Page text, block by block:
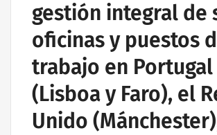
gestión integral de
oficinas y puestos
trabajo en Portugal
(Lisboa y Faro), el
Unido